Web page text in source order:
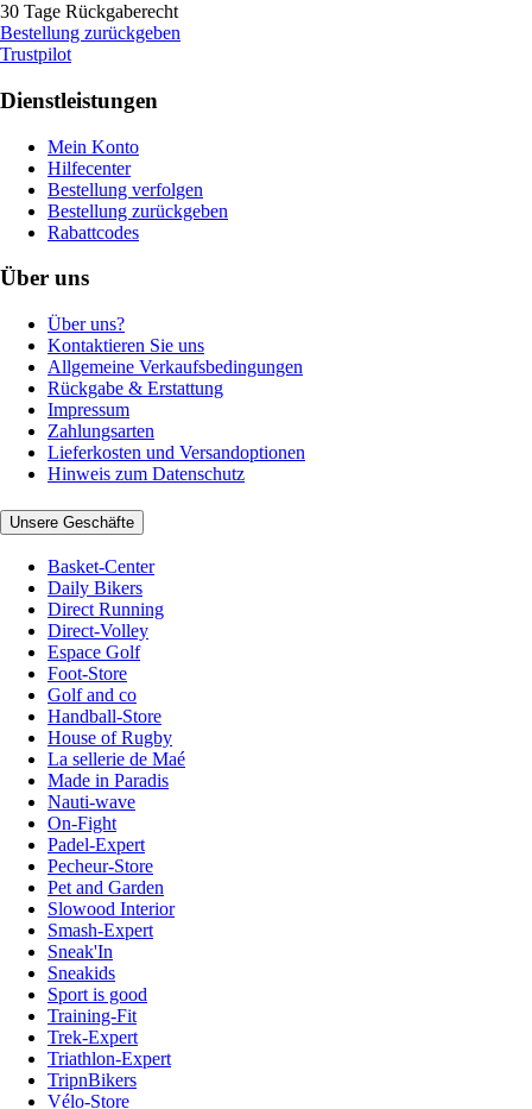
30 Tage Rückgaberecht
Bestellung zurückgeben
Trustpilot
Dienstleistungen
Mein Konto
Hilfecenter
Bestellung verfolgen
Bestellung zurückgeben
Rabattcodes
Über uns
Über uns?
Kontaktieren Sie uns
Allgemeine Verkaufsbedingungen
Rückgabe & Erstattung
Impressum
Zahlungsarten
Lieferkosten und Versandoptionen
Hinweis zum Datenschutz
Unsere Geschäfte
Basket-Center
Daily Bikers
Direct Running
Direct-Volley
Espace Golf
Foot-Store
Golf and co
Handball-Store
House of Rugby
La sellerie de Maé
Made in Paradis
Nauti-wave
On-Fight
Padel-Expert
Pecheur-Store
Pet and Garden
Slowood Interior
Smash-Expert
Sneak'In
Sneakids
Sport is good
Training-Fit
Trek-Expert
Triathlon-Expert
TripnBikers
Vélo-Store